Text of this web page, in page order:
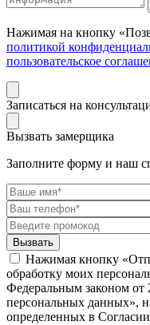
Нажимая на кнопку
политикой
пользовательское
Записаться на
Вызвать замерщика
Заполните форму и наш
Нажимая кнопку
обработку моих
Федеральным законом
персональных данных»,
определенных в